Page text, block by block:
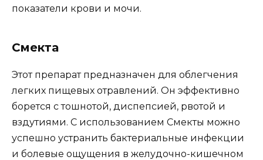
показатели крови и мочи.
Смекта
Этот препарат предназначен для облегчения
легких пищевых отравлений. Он эффективно
борется с тошнотой, диспепсией, рвотой и
вздутиями. С использованием Смекты можно
успешно устранить бактериальные инфекции
и болевые ощущения в желудочно-кишечном